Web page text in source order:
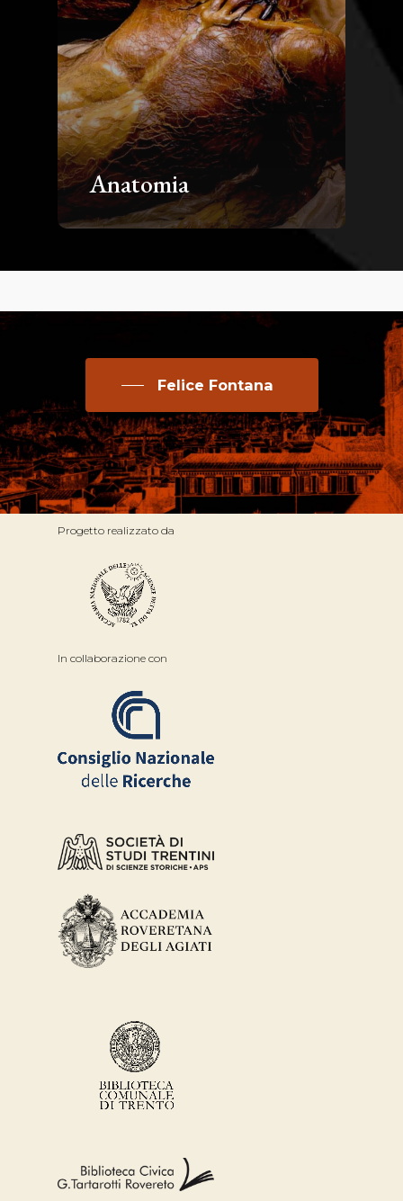
Anatomia
Felice Fontana
Progetto realizzato da
In collaborazione con